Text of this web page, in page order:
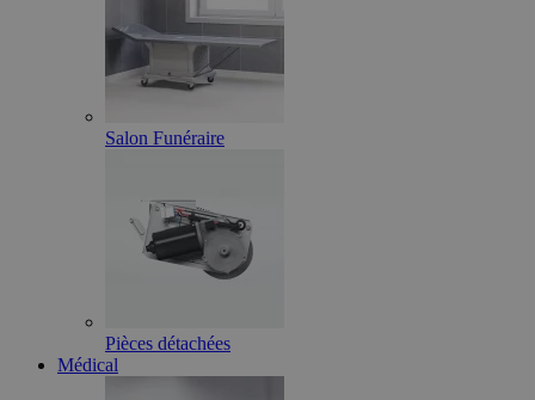
Salon Funéraire
Pièces détachées
Médical